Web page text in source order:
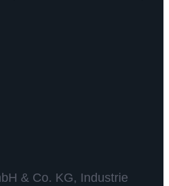
& Co. KG, Industrie